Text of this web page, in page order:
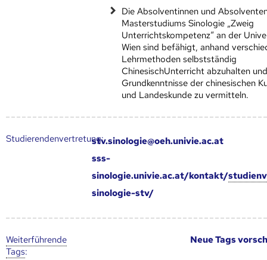
Die Absolventinnen und
Masterstudiums Sinologie „Zweig
Unterrichtskompetenz“ an der
Wien sind befähigt, anhand
Lehrmethoden selbstständig
ChinesischUnterricht abzuhalten
Grundkenntnisse der chinesischen
und Landeskunde zu vermitteln.
Studierendenvertretung:stv.sinologie@oeh.univie.ac.at
sss-
sinologie.univie.ac.at/kontakt/
sinologie-stv/
Weiter­führende
Tags:
Neue Tags